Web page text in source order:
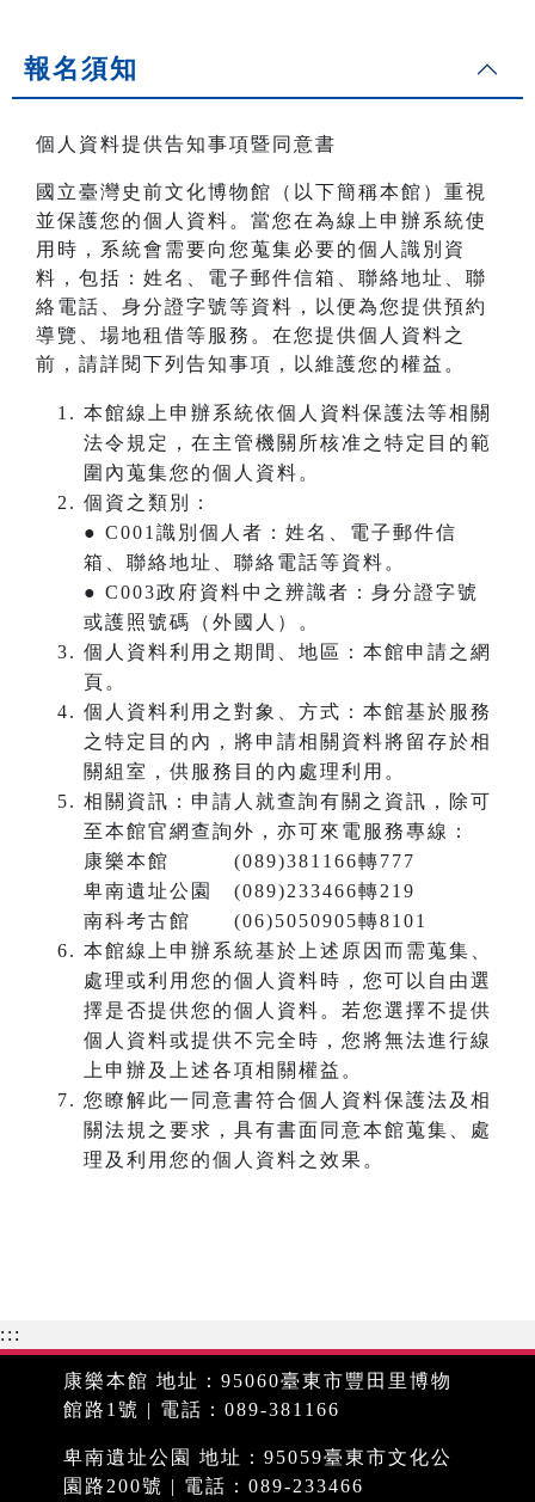
報名須知
個人資料提供告知事項暨同意書
國立臺灣史前文化博物館（以下簡稱本館）重視
並保護您的個人資料。當您在為線上申辦系統使
用時，系統會需要向您蒐集必要的個人識別資
料，包括：姓名、電子郵件信箱、聯絡地址、聯
絡電話、身分證字號等資料，以便為您提供預約
導覽、場地租借等服務。在您提供個人資料之
前，請詳閱下列告知事項，以維護您的權益。
本館線上申辦系統依個人資料保護法等相關
法令規定，在主管機關所核准之特定目的範
圍內蒐集您的個人資料。
個資之類別：
● C001識別個人者：姓名、電子郵件信
箱、聯絡地址、聯絡電話等資料。
● C003政府資料中之辨識者：身分證字號
或護照號碼（外國人）。
個人資料利用之期間、地區：本館申請之網
頁。
個人資料利用之對象、方式：本館基於服務
之特定目的內，將申請相關資料將留存於相
關組室，供服務目的內處理利用。
相關資訊：申請人就查詢有關之資訊，除可
至本館官網查詢外，亦可來電服務專線：
康樂本館 (089)381166轉777
卑南遺址公園 (089)233466轉219
南科考古館 (06)5050905轉8101
本館線上申辦系統基於上述原因而需蒐集、
處理或利用您的個人資料時，您可以自由選
擇是否提供您的個人資料。若您選擇不提供
個人資料或提供不完全時，您將無法進行線
上申辦及上述各項相關權益。
您瞭解此一同意書符合個人資料保護法及相
關法規之要求，具有書面同意本館蒐集、處
理及利用您的個人資料之效果。
:::
康樂本館 地址：95060臺東市豐田里博物
館路1號 | 電話：089-381166
卑南遺址公園 地址：95059臺東市文化公
園路200號 | 電話：089-233466